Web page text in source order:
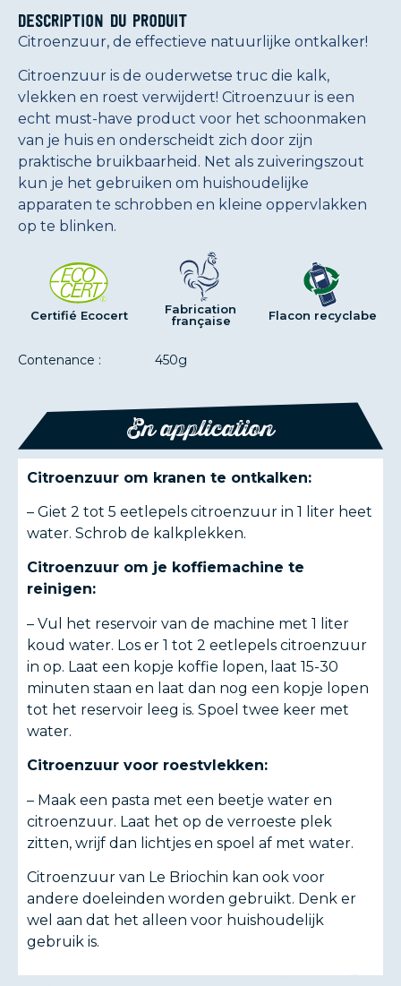
Description du produit
Citroenzuur, de effectieve natuurlijke ontkalker!
Citroenzuur is de ouderwetse truc die kalk,
vlekken en roest verwijdert! Citroenzuur is een
echt must-have product voor het schoonmaken
van je huis en onderscheidt zich door zijn
praktische bruikbaarheid. Net als zuiveringszout
kun je het gebruiken om huishoudelijke
apparaten te schrobben en kleine oppervlakken
op te blinken.
Certifié Ecocert
Fabrication
française
Flacon recyclabe
Contenance : 450g
En application
Citroenzuur om kranen te ontkalken:
– Giet 2 tot 5 eetlepels citroenzuur in 1 liter heet
water. Schrob de kalkplekken.
Citroenzuur om je koffiemachine te
reinigen:
– Vul het reservoir van de machine met 1 liter
koud water. Los er 1 tot 2 eetlepels citroenzuur
in op. Laat een kopje koffie lopen, laat 15-30
minuten staan en laat dan nog een kopje lopen
tot het reservoir leeg is. Spoel twee keer met
water.
Citroenzuur voor roestvlekken:
– Maak een pasta met een beetje water en
citroenzuur. Laat het op de verroeste plek
zitten, wrijf dan lichtjes en spoel af met water.
Citroenzuur van Le Briochin kan ook voor
andere doeleinden worden gebruikt. Denk er
wel aan dat het alleen voor huishoudelijk
gebruik is.